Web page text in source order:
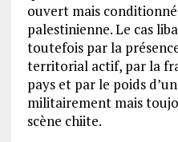
ouvert mais
palestinienne. Le cas
toutefois par la
territorial actif, par la
pays et par le poids
militairement mais
scène chiite.